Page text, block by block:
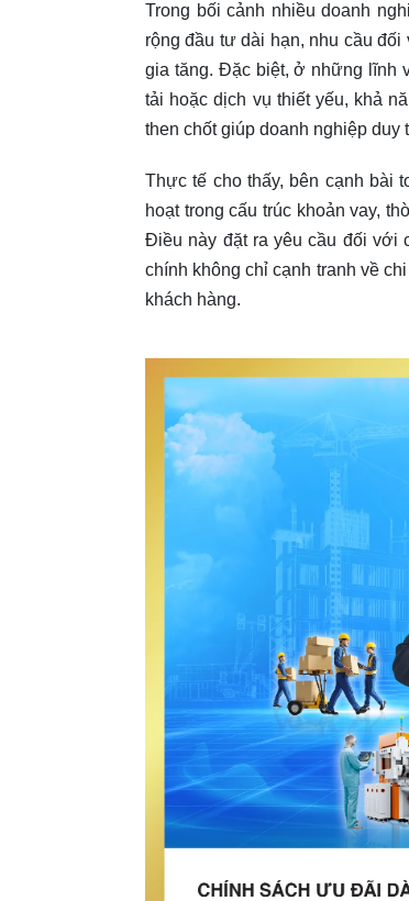
Trong bối cảnh nhiều doanh
rộng đầu tư dài hạn, nhu cầu
gia tăng. Đặc biệt, ở những lĩnh
tải hoặc dịch vụ thiết yếu, khả
then chốt giúp doanh nghiệp
Thực tế cho thấy, bên cạnh bài
hoạt trong cấu trúc khoản vay,
Điều này đặt ra yêu cầu đối với
chính không chỉ cạnh tranh về
khách hàng.